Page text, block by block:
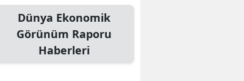
Dünya Ekonomik
Görünüm Raporu
Haberleri